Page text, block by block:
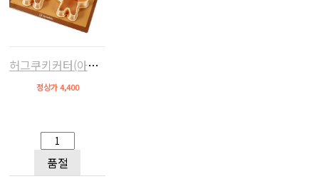
허그쿠키커터(아품토,아품곰)
정상가 4,400
품절